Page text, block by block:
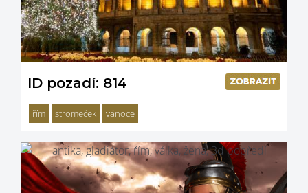
ID pozadí: 814
řím stromeček vánoce